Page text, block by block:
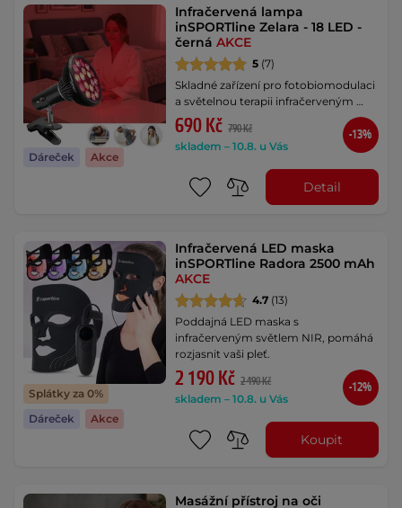
Dáreček Akce
Infračervená lampa
inSPORTline Zelara - 18 LED -
černáAKCE
5 (7)
Skladné zařízení pro fotobiomodulaci
a světelnou terapii infračerveným …
690 Kč 790 Kč
skladem – 10.8. u Vás
-13%
Detail
Splátky za 0%
Dáreček
Akce
Infračervená LED maska
inSPORTline Radora 2500 mAh
AKCE
4.7 (13)
Poddajná LED maska s
infračerveným světlem NIR, pomáhá
rozjasnit vaši pleť.
2 190 Kč 2 490 Kč
skladem – 10.8. u Vás
-12%
Koupit
Masážní přístroj na oči